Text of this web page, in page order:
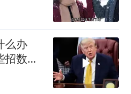
么办
数，